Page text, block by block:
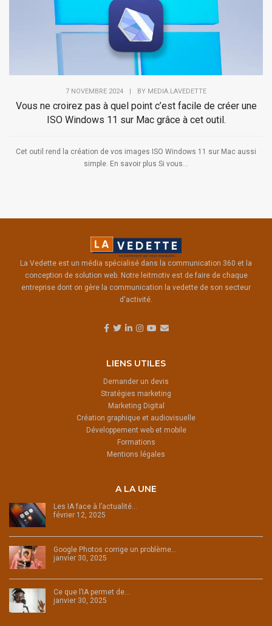
7 NOVEMBRE 2024 | BY MEDIA.LAVEDETTE
Vous ne croirez pas à quel point c’est facile de créer une
ISO Windows 11 sur Mac grâce à cet outil.
Cet outil rend la création de vos images ISO Windows 11 sur Mac aussi
simple. En savoir plus Si vous...
La Vedette est un média spécialisé dans la communication 360 et la
conception de solution web. Notre leitmotiv est de faire de chaque
entreprise dont on gère la communication la vedette de son secteur
d'activité.
LIENS UTILES
Demander un devis
Stratégies marketing
Marketing Digital
Création graphique et audiovisuelle
Développement web et mobile
Formations
Mentions légales
A LA UNE
Les IA face à l’actualité…
février 12, 2025
Google Photos corrige un problème…
janvier 30, 2025
Ce que l’IA permet de…
janvier 30, 2025